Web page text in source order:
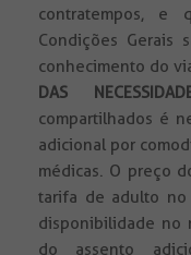
contratempos, e
Condições Gerais
conhecimento do
DAS
compartilhados é
adicional por
médicas. O preço
tarifa de adulto no
disponibilidade no
do assento